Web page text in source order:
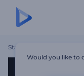
Startseite
Would you like to